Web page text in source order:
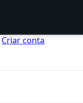
Criar conta